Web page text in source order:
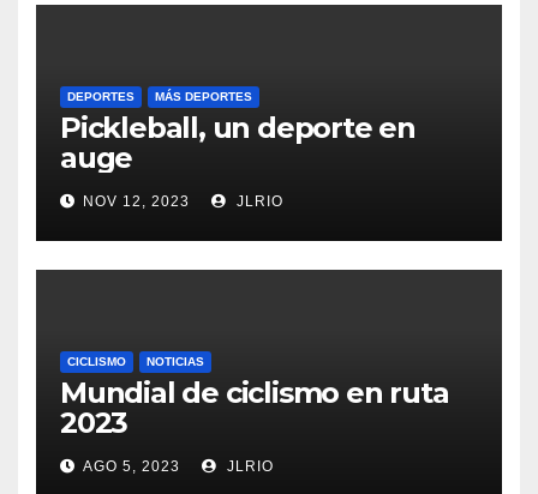
DEPORTES MÁS DEPORTES
Pickleball, un deporte en
auge
NOV 12, 2023 JLRIO
CICLISMO NOTICIAS
Mundial de ciclismo en ruta
2023
AGO 5, 2023 JLRIO